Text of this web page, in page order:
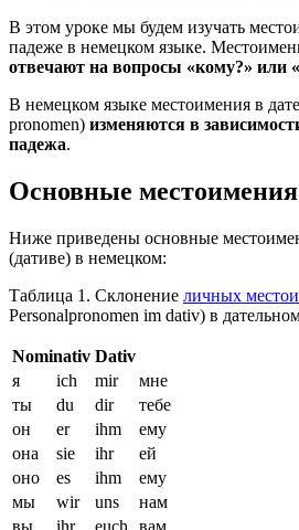
В этом уроке мы будем изучать
падеже в немецком языке.
отвечают на вопросы «кому?» или
В немецком языке местоимения в
pronomen) изменяются в
падежа.
Основные местоимения
Ниже приведены основные
(дативе) в немецком:
Таблица 1. Склонение личных
Personalpronomen im dativ) в
Nominativ Dativ
я
ich mir
мне
ты
du dir
тебе
он
er ihm
ему
она
sie ihr
ей
оно
es ihm
ему
мы
wir uns
нам
вы
ihr euch
вам